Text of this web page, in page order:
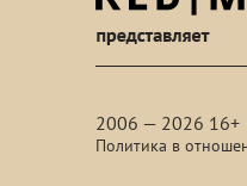
2006 — 2026 16+
Политика в